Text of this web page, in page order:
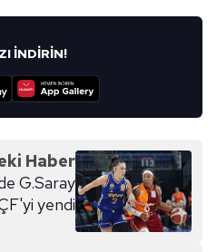
Çerezlere ilişkin detaylı bilgi
Kanunu uyarınca
kullanılan çerezlerle ilgili bilgi
İNDİRİN!
Haber
G.Saray
yendi